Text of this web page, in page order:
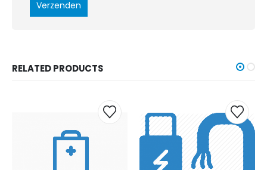
RELATED PRODUCTS